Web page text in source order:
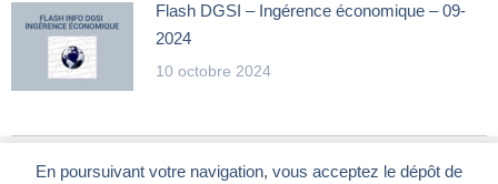
Flash DGSI – Ingérence économique – 09-
2024
10 octobre 2024
En poursuivant votre navigation, vous acceptez le dépôt de